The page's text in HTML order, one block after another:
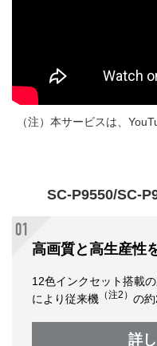
（注）本サービスは、
SC-P9550/SC-
高画質と高生産性
12色インクセット搭載
により従来機 （注2） の約
詳